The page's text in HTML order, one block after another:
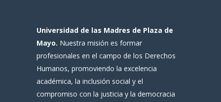
Universidad de las Madres de Plaza de
Mayo. Nuestra misión es formar
profesionales en el campo de los Derechos
Humanos, promoviendo la excelencia
académica, la inclusión social y el
compromiso con la justicia y la democracia